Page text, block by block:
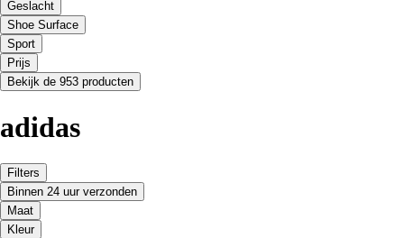
Geslacht
Shoe Surface
Sport
Prijs
Bekijk de 953 producten
adidas
Filters
Binnen 24 uur verzonden
Maat
Kleur